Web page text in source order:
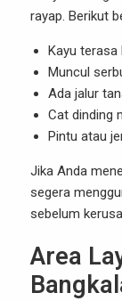
rayap. Berikut
Kayu
Muncul
Ada jalur
Cat dinding
Pintu atau
Jika Anda
segera
sebelum
Area